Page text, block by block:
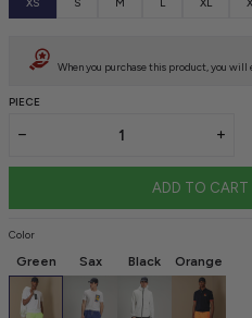
When you purchase this product, you will
PIECE
ADD TO CART
Color
Green Sax Black Orange